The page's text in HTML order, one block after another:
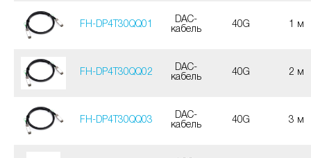
FH-DP4T30QQ01
DAC-
кабель
40G 1 м
FH-DP4T30QQ02
DAC-
кабель
40G 2 м
FH-DP4T30QQ03
DAC-
кабель
40G 3 м